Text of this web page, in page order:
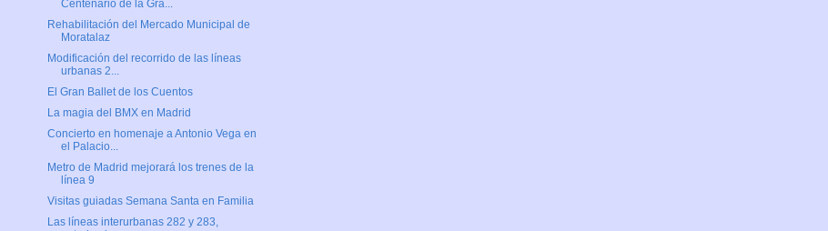
Centenario de la Gra...
Rehabilitación del Mercado Municipal de
Moratalaz
Modificación del recorrido de las líneas
urbanas 2...
El Gran Ballet de los Cuentos
La magia del BMX en Madrid
Concierto en homenaje a Antonio Vega en
el Palacio...
Metro de Madrid mejorará los trenes de la
línea 9
Visitas guiadas Semana Santa en Familia
Las líneas interurbanas 282 y 283,